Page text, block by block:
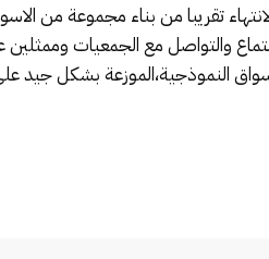
تقريبا من بناء مجموعة من
والتواصل مع الجمعيات
النموذجية،الموزعة بشكل جيد